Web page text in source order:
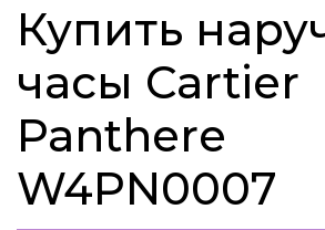
Купить
часы Cartier
Panthere
W4PN0007